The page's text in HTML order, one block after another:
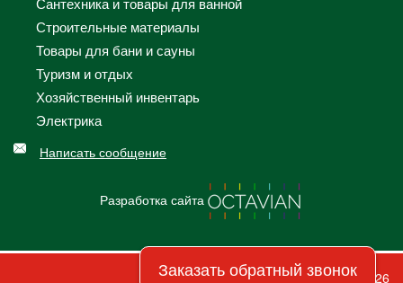
Строительные материалы
Товары для бани и сауны
Туризм и отдых
Хозяйственный инвентарь
Электрика
Написать сообщение
Разработка сайта
© 2026
Заказать обратный звонок